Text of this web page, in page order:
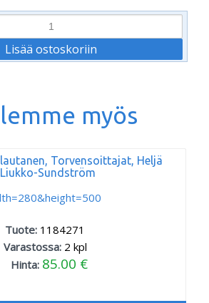
myös
Torvensoittajat, Heljä
Liukko-Sundström
Tuote: 1184271
Varastossa: 2 kpl
Hinta: 85.00 €